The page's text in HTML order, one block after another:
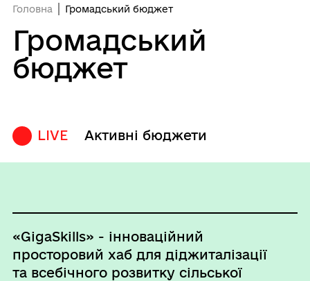
Головна Громадський бюджет
Громадський
бюджет
LIVE Активні бюджети
«GigaSkills» - інноваційний
просторовий хаб для діджиталізації
та всебічного розвитку сільської